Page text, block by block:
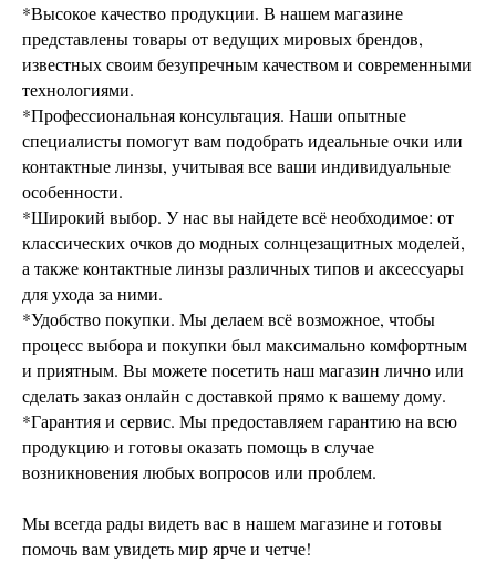
*Высокое качество продукции. В нашем магазине
представлены товары от ведущих мировых брендов,
известных своим безупречным качеством и современными
технологиями.
*Профессиональная консультация. Наши опытные
специалисты помогут вам подобрать идеальные очки или
контактные линзы, учитывая все ваши индивидуальные
особенности.
*Широкий выбор. У нас вы найдете всё необходимое: от
классических очков до модных солнцезащитных моделей,
а также контактные линзы различных типов и аксессуары
для ухода за ними.
*Удобство покупки. Мы делаем всё возможное, чтобы
процесс выбора и покупки был максимально комфортным
и приятным. Вы можете посетить наш магазин лично или
сделать заказ онлайн с доставкой прямо к вашему дому.
*Гарантия и сервис. Мы предоставляем гарантию на всю
продукцию и готовы оказать помощь в случае
возникновения любых вопросов или проблем.
Мы всегда рады видеть вас в нашем магазине и готовы
помочь вам увидеть мир ярче и четче!